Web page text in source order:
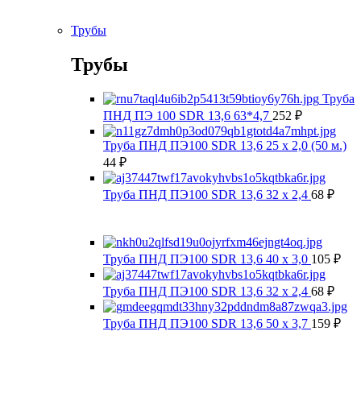
Трубы
Трубы
Труба
ПНД ПЭ 100 SDR 13,6 63*4,7 252 ₽
Труба ПНД ПЭ100 SDR 13,6 25 х 2,0 (50 м.)
44 ₽
Труба ПНД ПЭ100 SDR 13,6 32 х 2,4 68 ₽
Труба ПНД ПЭ100 SDR 13,6 40 х 3,0 105 ₽
Труба ПНД ПЭ100 SDR 13,6 32 х 2,4 68 ₽
Труба ПНД ПЭ100 SDR 13,6 50 х 3,7 159 ₽